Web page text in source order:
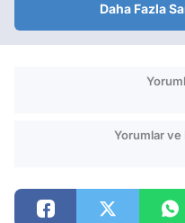
Daha Fazla
Yorumlar ve